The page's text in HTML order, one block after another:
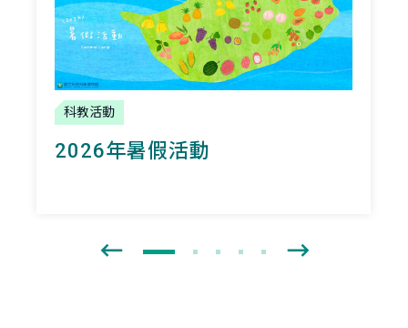
科教活動
2026年暑假活動